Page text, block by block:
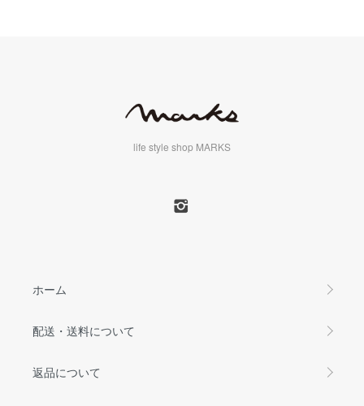
life style shop MARKS
ホーム
配送・送料について
返品について